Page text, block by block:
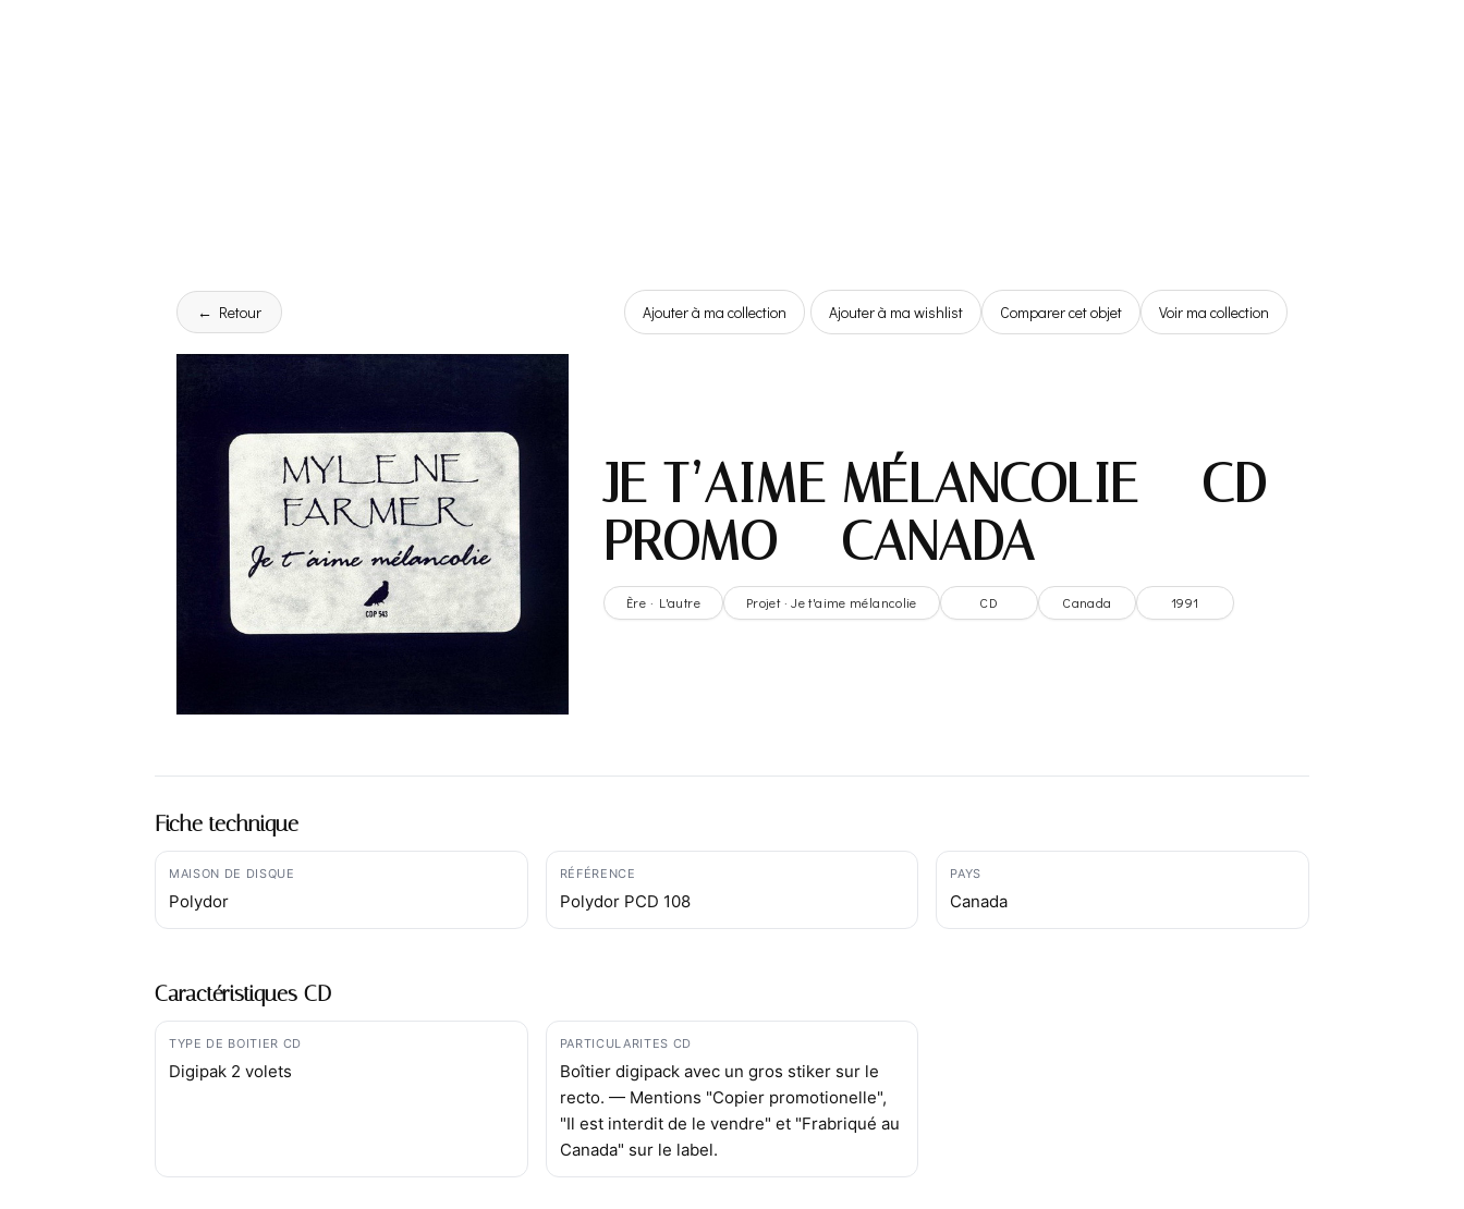
← Retour Ajouter à ma collection Ajouter à ma wishlist Comparer cet objet Voir ma collection
JE T’AIME MÉLANCOLIE – CD
PROMO – CANADA
Ère · L'autre Projet · Je t'aime mélancolie CD Canada 1991
Fiche technique
MAISON DE DISQUE
Polydor
RÉFÉRENCE
Polydor PCD 108
PAYS
Canada
Caractéristiques CD
TYPE DE BOITIER CD
Digipak 2 volets
PARTICULARITES CD
Boîtier digipack avec un gros stiker sur le
recto. — Mentions "Copier promotionelle",
"Il est interdit de le vendre" et "Frabriqué au
Canada" sur le label.